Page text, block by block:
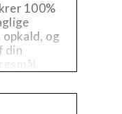
100%
og
din